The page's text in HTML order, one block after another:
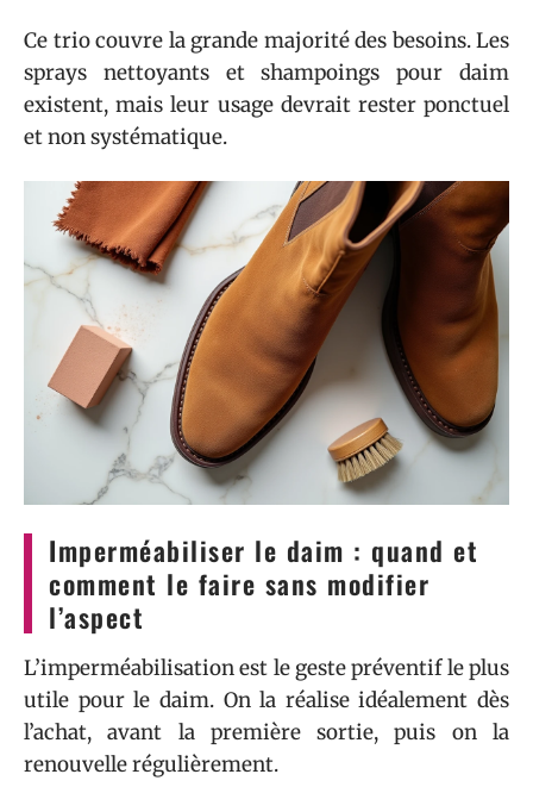
Ce trio couvre la grande majorité des besoins. Les
sprays nettoyants et shampoings pour daim
existent, mais leur usage devrait rester ponctuel
et non systématique.
Imperméabiliser le daim : quand et
comment le faire sans modifier
l’aspect
L’imperméabilisation est le geste préventif le plus
utile pour le daim. On la réalise idéalement dès
l’achat, avant la première sortie, puis on la
renouvelle régulièrement.